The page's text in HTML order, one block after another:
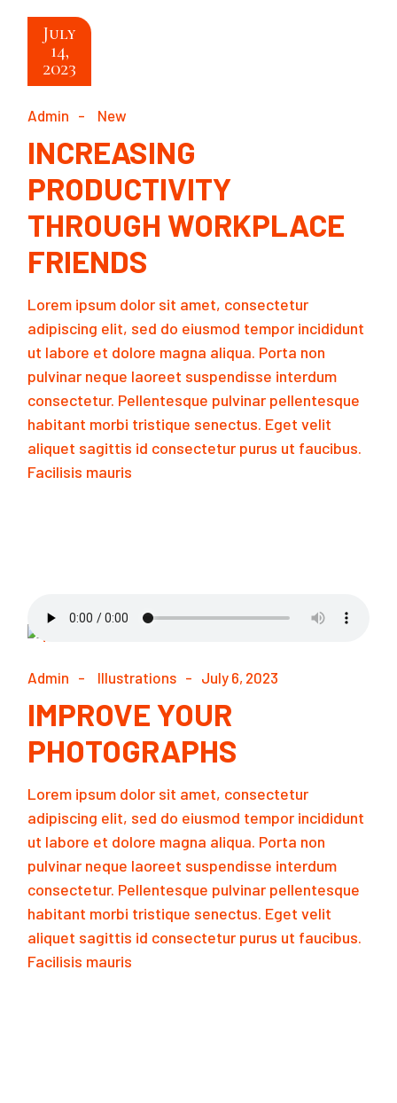
July
14,
2023
Admin New
INCREASING
PRODUCTIVITY
THROUGH WORKPLACE
FRIENDS
Lorem ipsum dolor sit amet, consectetur
adipiscing elit, sed do eiusmod tempor incididunt
ut labore et dolore magna aliqua. Porta non
pulvinar neque laoreet suspendisse interdum
consectetur. Pellentesque pulvinar pellentesque
habitant morbi tristique senectus. Eget velit
aliquet sagittis id consectetur purus ut faucibus.
Facilisis mauris
Admin Illustrations July 6, 2023
IMPROVE YOUR
PHOTOGRAPHS
Lorem ipsum dolor sit amet, consectetur
adipiscing elit, sed do eiusmod tempor incididunt
ut labore et dolore magna aliqua. Porta non
pulvinar neque laoreet suspendisse interdum
consectetur. Pellentesque pulvinar pellentesque
habitant morbi tristique senectus. Eget velit
aliquet sagittis id consectetur purus ut faucibus.
Facilisis mauris